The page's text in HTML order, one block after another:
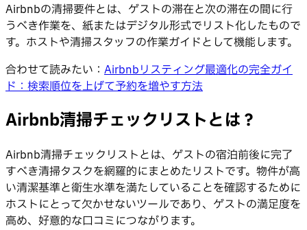
Airbnbの清掃要件とは、ゲストの滞在と次の滞在の間に行
うべき作業を、紙またはデジタル形式でリスト化したもので
す。ホストや清掃スタッフの作業ガイドとして機能します。
合わせて読みたい： Airbnbリスティング最適化の完全ガイ
ド：検索順位を上げて予約を増やす方法
Airbnb清掃チェックリストとは？
Airbnb清掃チェックリストとは、ゲストの宿泊前後に完了
すべき清掃タスクを網羅的にまとめたリストです。物件が高
い清潔基準と衛生水準を満たしていることを確認するために
ホストにとって欠かせないツールであり、ゲストの満足度を
高め、好意的な口コミにつながります。